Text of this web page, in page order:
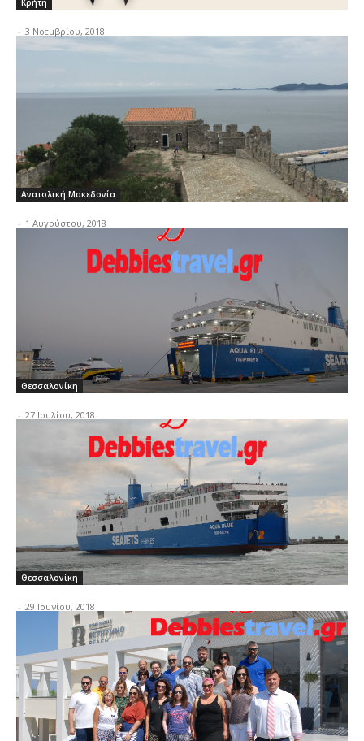
Κρήτη
- 3 Νοεμβρίου, 2018
Ανατολική Μακεδονία
- 1 Αυγούστου, 2018
Θεσσαλονίκη
- 27 Ιουλίου, 2018
Θεσσαλονίκη
- 29 Ιουνίου, 2018